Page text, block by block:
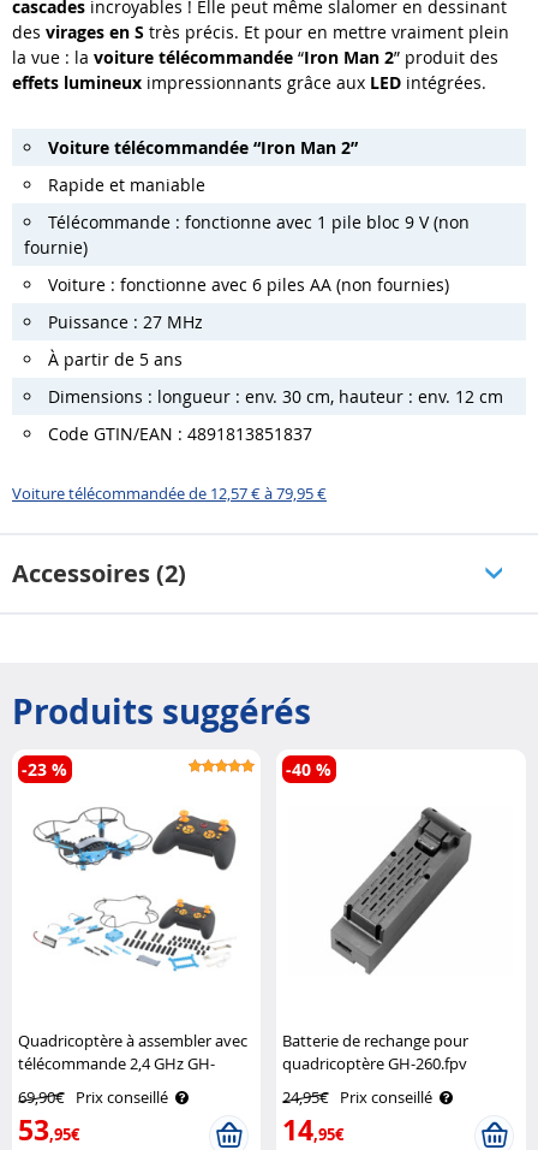
cascades incroyables ! Elle peut même slalomer en dessinant
des virages en S très précis. Et pour en mettre vraiment plein
la vue : la voiture télécommandée “Iron Man 2” produit des
effets lumineux impressionnants grâce aux LED intégrées.
Voiture télécommandée “Iron Man 2”
Rapide et maniable
Télécommande : fonctionne avec 1 pile bloc 9 V (non
fournie)
Voiture : fonctionne avec 6 piles AA (non fournies)
Puissance : 27 MHz
À partir de 5 ans
Dimensions : longueur : env. 30 cm, hauteur : env. 12 cm
Code GTIN/EAN : 4891813851837
Voiture télécommandée de 12,57 € à 79,95 €
Accessoires (2)
Produits suggérés
Quadricoptère à assembler avec
télécommande 2,4 GHz GH-
69,90€ Prix conseillé
53,95€
-23 %
Batterie de rechange pour
quadricoptère GH-260.fpv
24,95€ Prix conseillé
14,95€
-40 %